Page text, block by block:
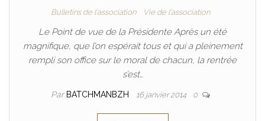
Bulletins de l'association Vie de l'association
Le Point de vue de la Présidente Après un été
magnifique, que l’on espérait tous et qui a pleinement
rempli son office sur le moral de chacun, la rentrée
s’est…
Par BATCHMANBZH 16 janvier 2014 0